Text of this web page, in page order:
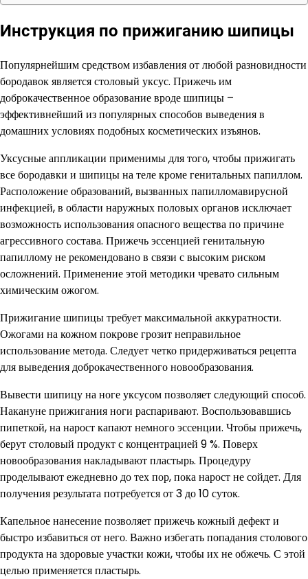
Инструкция по прижиганию шипицы
Популярнейшим средством избавления от любой разновидности
бородавок является столовый уксус. Прижечь им
доброкачественное образование вроде шипицы –
эффективнейший из популярных способов выведения в
домашних условиях подобных косметических изъянов.
Уксусные аппликации применимы для того, чтобы прижигать
все бородавки и шипицы на теле кроме генитальных папиллом.
Расположение образований, вызванных папилломавирусной
инфекцией, в области наружных половых органов исключает
возможность использования опасного вещества по причине
агрессивного состава. Прижечь эссенцией генитальную
папиллому не рекомендовано в связи с высоким риском
осложнений. Применение этой методики чревато сильным
химическим ожогом.
Прижигание шипицы требует максимальной аккуратности.
Ожогами на кожном покрове грозит неправильное
использование метода. Следует четко придерживаться рецепта
для выведения доброкачественного новообразования.
Вывести шипицу на ноге уксусом позволяет следующий способ.
Накануне прижигания ноги распаривают. Воспользовавшись
пипеткой, на нарост капают немного эссенции. Чтобы прижечь,
берут столовый продукт с концентрацией 9 %. Поверх
новообразования накладывают пластырь. Процедуру
проделывают ежедневно до тех пор, пока нарост не сойдет. Для
получения результата потребуется от 3 до 10 суток.
Капельное нанесение позволяет прижечь кожный дефект и
быстро избавиться от него. Важно избегать попадания столового
продукта на здоровые участки кожи, чтобы их не обжечь. С этой
целью применяется пластырь.